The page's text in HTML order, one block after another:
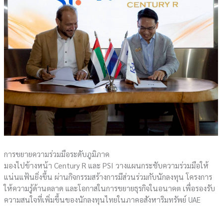
การขยายความร่วมมือระดับภูมิภาค
มองไปข้างหน้า Century R และ PSI วางแผนกระชับความร่วมมือให้
แน่นแฟ้นยิ่งขึ้น ผ่านกิจกรรมสร้างการมีส่วนร่วมกับนักลงทุน โครงการ
ให้ความรู้ด้านตลาด และโอกาสในการขยายธุรกิจในอนาคต เพื่อรองรับ
ความสนใจที่เพิ่มขึ้นของนักลงทุนไทยในภาคอสังหาริมทรัพย์ UAE